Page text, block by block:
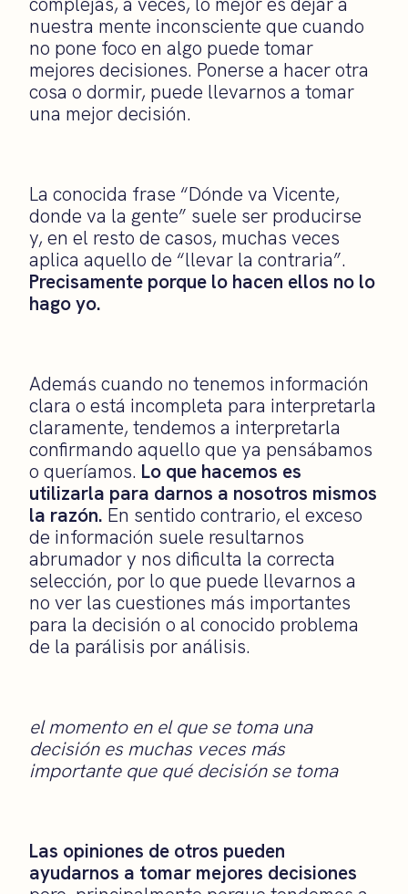
nuestra mente inconsciente que cuando
no pone foco en algo puede tomar
mejores decisiones. Ponerse a hacer otra
cosa o dormir, puede llevarnos a tomar
una mejor decisión.
La conocida frase “Dónde va Vicente,
donde va la gente” suele ser producirse
y, en el resto de casos, muchas veces
aplica aquello de “llevar la contraria”.
Precisamente porque lo hacen ellos no lo
hago yo.
Además cuando no tenemos información
clara o está incompleta para interpretarla
claramente, tendemos a interpretarla
confirmando aquello que ya pensábamos
o queríamos. Lo que hacemos es
utilizarla para darnos a nosotros mismos
la razón. En sentido contrario, el exceso
de información suele resultarnos
abrumador y nos dificulta la correcta
selección, por lo que puede llevarnos a
no ver las cuestiones más importantes
para la decisión o al conocido problema
de la parálisis por análisis.
el momento en el que se toma una
decisión es muchas veces más
importante que qué decisión se toma
Las opiniones de otros pueden
ayudarnos a tomar mejores decisiones